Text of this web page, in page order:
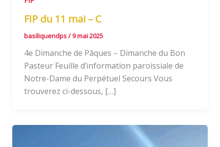
FIP du 11 mai – C
basiliquendps/9 mai 2025
4e Dimanche de Pâques – Dimanche du Bon
Pasteur Feuille d’information paroissiale de
Notre-Dame du Perpétuel Secours Vous
trouverez ci-dessous, […]